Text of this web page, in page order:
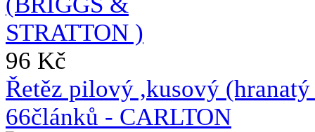
96 Kč
Řetěz pilový ,kusový
66článků - CARLTON